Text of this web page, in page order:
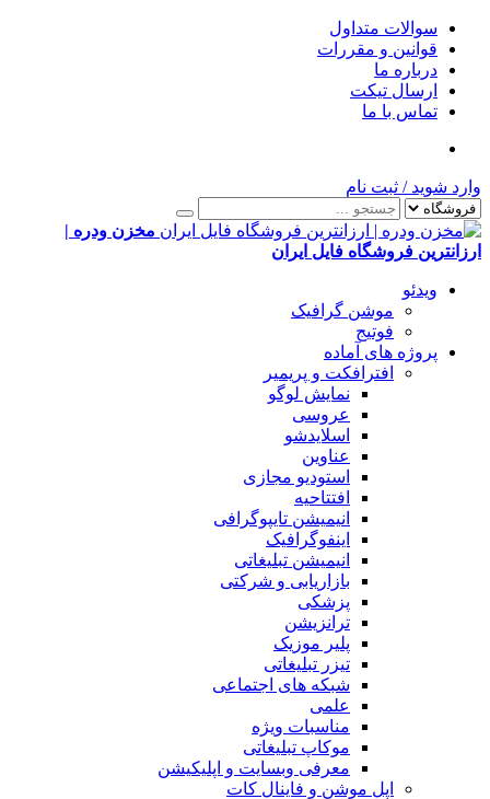
سوالات متداول
قوانین و مقررات
درباره ما
ارسال تیکت
تماس با ما
وارد شوید / ثبت نام
مخزن ودره |
ارزانترین فروشگاه فایل ایران
ویدئو
موشن گرافیک
فوتیج
پروژه های آماده
افترافکت و پریمیر
نمایش لوگو
عروسی
اسلایدشو
عناوین
استودیو مجازی
افتتاحیه
انیمیشن تایپوگرافی
اینفوگرافیک
انیمیشن تبلیغاتی
بازاریابی و شرکتی
پزشکی
ترانزیشن
پلیر موزیک
تیزر تبلیغاتی
شبکه های اجتماعی
علمی
مناسبات ویژه
موکاپ تبلیغاتی
معرفی وبسایت و اپلیکیشن
اپل موشن و فاینال کات